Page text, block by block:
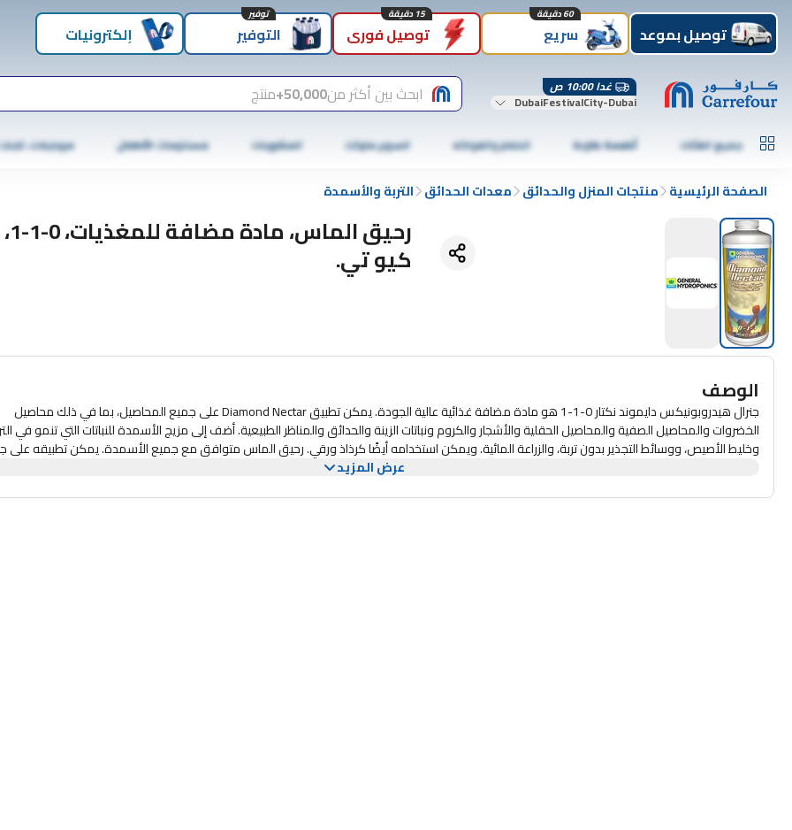
توصيل بموعد سريع
60 دقيقة
توصيل فوري
15 دقيقة
التوفير
توفير
إلكترونيات
غدا 10:00 ص
DubaiFestivalCity-Dubai ابحث بين أكثر من50,000+ منتج
جميع الفئات أطعمة طازجة الخضار والفواكه السوبر ماركت المشروبات مستلزمات الأطفال موبايلات،
الصفحة الرئيسية منتجات المنزل والحدائق معدات الحدائق التربة والأسمدة
كيو تي.
الوصف
جنرال هيدروبونيكس دايموند نكتار 0-1-1 هو مادة مضافة غذائية عالية الجودة. يمكن تطبيق Diamond Nectar على جميع المحاصيل، بما في ذلك محاصيل
الخضروات والمحاصيل الصفية والمحاصيل الحقلية والأشجار والكروم ونباتات الزينة والحدائق والمناظر الطبيعية. أضف إلى مزيج الأسمدة للنباتات التي تنمو في
وخليط الأصيص، ووسائط التجذير بدون تربة، والزراعة المائية. ويمكن استخدامه أيضًا كرذاذ ورقي. رحيق الماس متوافق مع جميع الأسمدة. يمكن تطبيقه على
عرض المزيد